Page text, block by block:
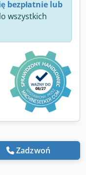
bezpłatnie lub
wszystkich
Zadzwoń